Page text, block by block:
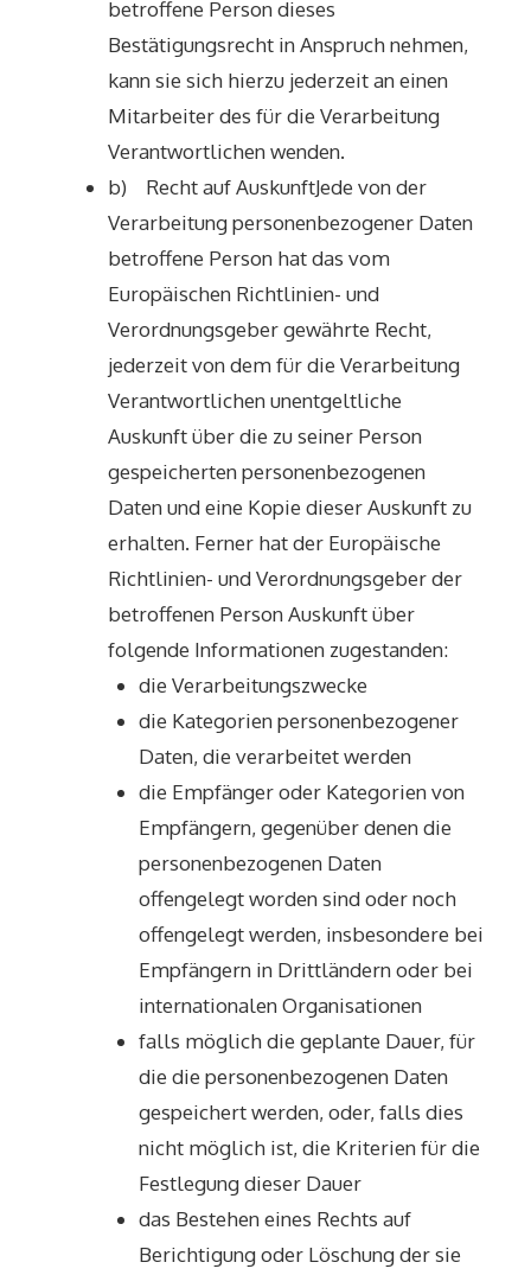
betroffene Person dieses
Bestätigungsrecht in Anspruch nehmen,
kann sie sich hierzu jederzeit an einen
Mitarbeiter des für die Verarbeitung
Verantwortlichen wenden.
b) Recht auf AuskunftJede von der
Verarbeitung personenbezogener Daten
betroffene Person hat das vom
Europäischen Richtlinien- und
Verordnungsgeber gewährte Recht,
jederzeit von dem für die Verarbeitung
Verantwortlichen unentgeltliche
Auskunft über die zu seiner Person
gespeicherten personenbezogenen
Daten und eine Kopie dieser Auskunft zu
erhalten. Ferner hat der Europäische
Richtlinien- und Verordnungsgeber der
betroffenen Person Auskunft über
folgende Informationen zugestanden:
die Verarbeitungszwecke
die Kategorien personenbezogener
Daten, die verarbeitet werden
die Empfänger oder Kategorien von
Empfängern, gegenüber denen die
personenbezogenen Daten
offengelegt worden sind oder noch
offengelegt werden, insbesondere bei
Empfängern in Drittländern oder bei
internationalen Organisationen
falls möglich die geplante Dauer, für
die die personenbezogenen Daten
gespeichert werden, oder, falls dies
nicht möglich ist, die Kriterien für die
Festlegung dieser Dauer
das Bestehen eines Rechts auf
Berichtigung oder Löschung der sie